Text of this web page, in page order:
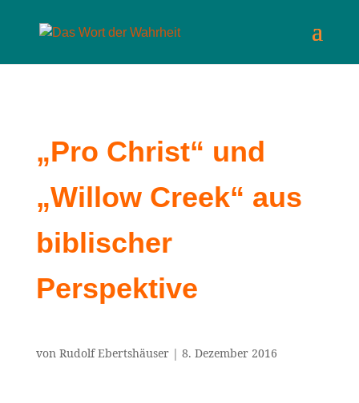
„Pro Christ“ und
„Willow Creek“ aus
biblischer
Perspektive
von Rudolf Ebertshäuser| 8. Dezember 2016